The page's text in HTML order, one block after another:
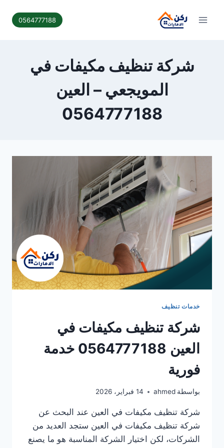
0564777188
شركة تنظيف مكيفات في
المويجعي – العين
0564777188
خدمات تنظيف
شركة تنظيف مكيفات في
العين 0564777188 خدمة
فورية
بواسطة ahmed 14 فبراير، 2026
شركة تنظيف مكيفات في العين عند البحث عن
شركة تنظيف مكيفات في العين ستجد العديد من
الشركات، لكن اختيار الشركة المناسبة هو ما يصنع